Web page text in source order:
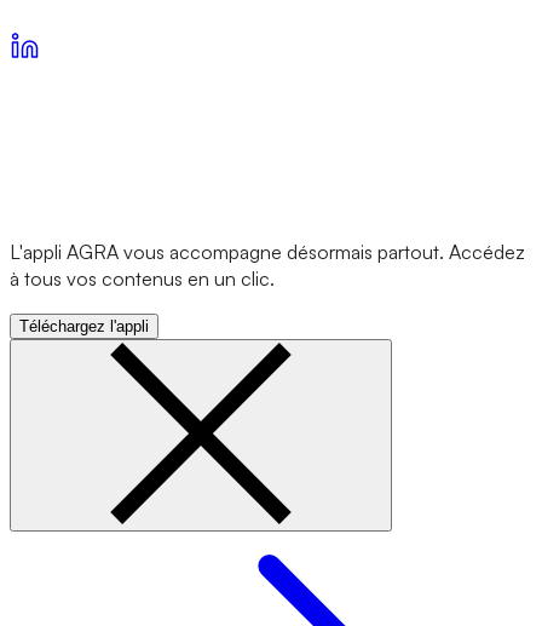
L'appli AGRA vous accompagne désormais partout. Accédez
à tous vos contenus en un clic.
Téléchargez l'appli